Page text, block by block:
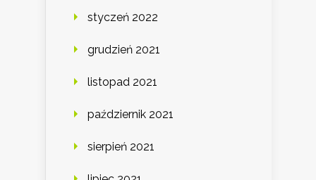
styczeń 2022
grudzień 2021
listopad 2021
październik 2021
sierpień 2021